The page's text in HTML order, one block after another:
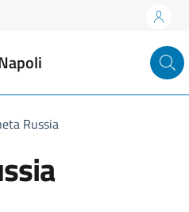
Russia